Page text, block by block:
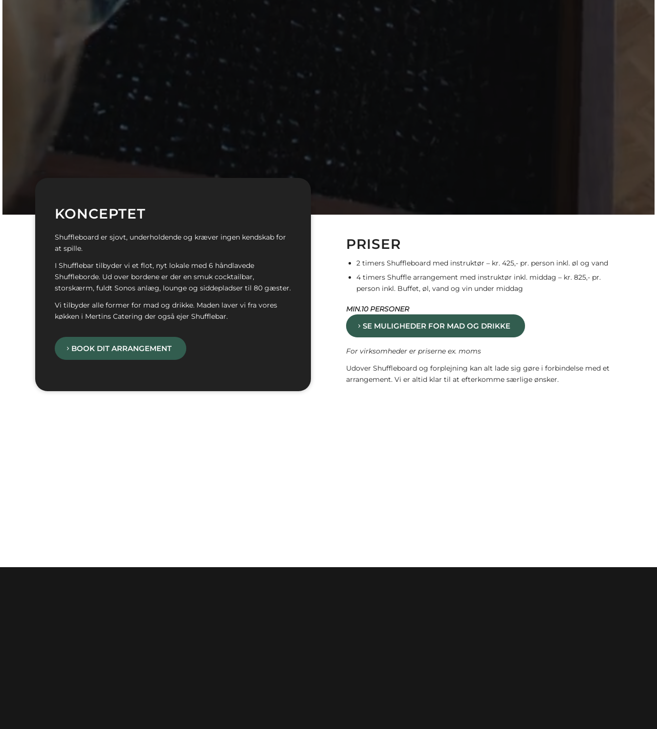
KONCEPTET
Shuffleboard er sjovt, underholdende og kræver ingen kendskab for
at spille.
I Shufflebar tilbyder vi et flot, nyt lokale med 6 håndlavede
Shuffleborde. Ud over bordene er der en smuk cocktailbar,
storskærm, fuldt Sonos anlæg, lounge og siddepladser til 80 gæster.
Vi tilbyder alle former for mad og drikke. Maden laver vi fra vores
køkken i Mertins Catering der også ejer Shufflebar.
BOOK DIT ARRANGEMENT
PRISER
2 timers Shuffleboard med instruktør – kr. 425,- pr. person inkl. øl og vand
4 timers Shuffle arrangement med instruktør inkl. middag – kr. 825,- pr.
person inkl. Buffet, øl, vand og vin under middag
MIN.10 PERSONER
SE MULIGHEDER FOR MAD OG DRIKKE
For virksomheder er priserne ex. moms
Udover Shuffleboard og forplejning kan alt lade sig gøre i forbindelse med et
arrangement. Vi er altid klar til at efterkomme særlige ønsker.